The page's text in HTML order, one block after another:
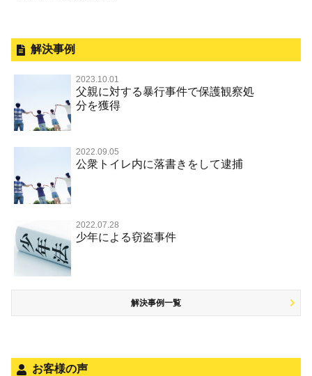
無実・無罪を証明してほしい
示談で解決してほしい
執行猶予にしてほしい
事件のことを秘密にしたい
被害届・告訴・告発されたら
過失致死・過失傷害
器物損壊
脅迫・強要
業務妨害罪
公務執行妨害罪
逮捕・監禁
暴行・傷害
略取・誘拐・人身売買
性犯罪 TOP
淫行・援助交際（児童買春、淫行条例、児童福祉法違反）
不同意性交等罪（旧 強制性交等罪，準強制性交等罪），
監護者性交等罪
不同意わいせつ（旧 強制わいせつ，準強制わいせつ）
公然わいせつ罪，わいせつ物頒布等罪，淫行勧誘罪
児童ポルノ リベンジポルノ
盗撮，のぞき行為
事件別－財産犯
財産犯 TOP
横領 背任
窃盗罪
恐喝
盗品売買・譲り受け等
事件別－薬物事件
薬物事件 TOP
覚せい剤
危険ドラッグ
大麻
麻薬及び向精神薬
事件別－交通違反・交通事故
交通違反・交通事故 TOP
交通事故 交通違反と刑事事件
自転車事故
人身事故・死亡事故
無免許運転
その他 TOP
児童虐待・保護責任者遺棄
住居侵入等
銃刀法違反
ストーカー事件
不正競争防止法
刑事裁判の概要・手続
公務員の逮捕・刑事事件
控訴・上告
国選弁護士と私選弁護士の違い
司法取引・刑事免責
取調べの注意点
少年事件の手続と特色
少年事件の処分
被害届・告訴・告発の不安や悩み
面会・差し入れ
解決事例
2023.10.01
父親に対する暴行事件で保護観察処
分を獲得
2022.09.05
公衆トイレ内に落書きをして逮捕
2022.07.28
少年による窃盗事件
解決事例一覧
お客様の声